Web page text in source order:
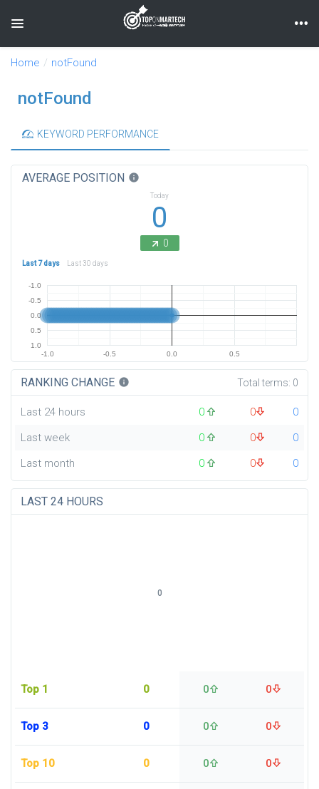
Toggle navigation
Home notFound
notFound
KEYWORD PERFORMANCE
AVERAGE POSITION info
Today
0
0
Last 7 days Last 30 days
-1.0 -0.5 0.0 0.5
-1.0
-0.5
0.0
0.5
1.0
RANKING CHANGE info Total terms: 0
Last 24 hours 0 0
0
Last week
0 0
0
Last month
0 0 0
LAST 24 HOURS
Top 1 0 0 0
Top 3 0 0 0
Top 10 0 0 0
0